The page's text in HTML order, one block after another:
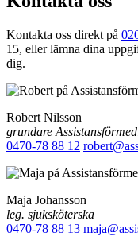
Kontakta oss direkt på
15, eller lämna dina
dig.
Robert Nilsson
grundare
0470-78 88 12
Maja Johansson
leg. sjuksköterska
0470-78 88 13